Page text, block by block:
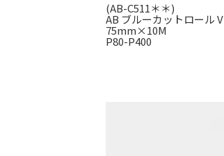
(AB-C511＊＊)
AB ブルーカットロール V
75mm×10M
P80-P400